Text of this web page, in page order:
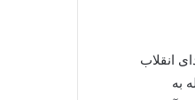
انقلاب
به